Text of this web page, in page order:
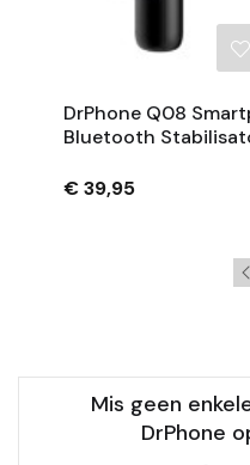
DrPhone Q08
Bluetooth
€ 39,95
Mis geen
DrPhone